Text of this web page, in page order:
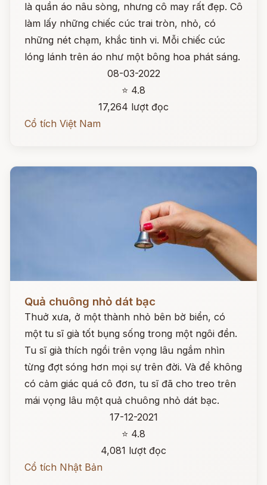
là quần áo nâu sòng, nhưng cô may rất đẹp. Cô
làm lấy những chiếc cúc trai tròn, nhỏ, có
những nét chạm, khắc tinh vi. Mỗi chiếc cúc
lóng lánh trên áo như một bông hoa phát sáng.
08-03-2022
⭐ 4.8
17,264 lượt đọc
Cổ tích Việt Nam
Quả chuông nhỏ dát bạc
Thuở xưa, ở một thành nhỏ bên bờ biển, có
một tu sĩ già tốt bụng sống trong một ngôi đền.
Tu sĩ già thích ngồi trên vọng lâu ngắm nhìn
từng đợt sóng hơn mọi sự trên đời. Và để không
có cảm giác quá cô đơn, tu sĩ đã cho treo trên
mái vọng lâu một quả chuông nhỏ dát bạc.
17-12-2021
⭐ 4.8
4,081 lượt đọc
Cổ tích Nhật Bản